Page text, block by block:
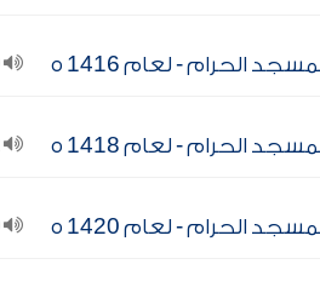
29 الحرام - لعام 1416 ه
62 الحرام - لعام 1418 ه
40 الحرام - لعام 1420 ه